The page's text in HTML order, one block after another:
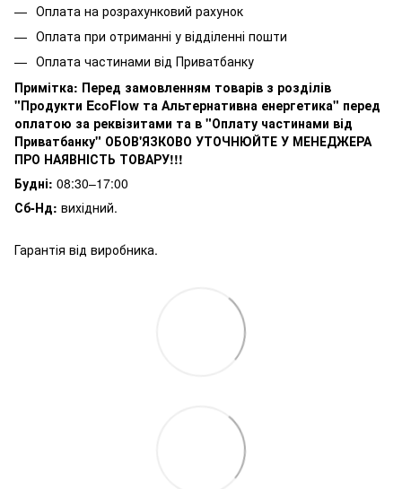
Оплата на розрахунковий рахунок
Оплата при отриманні у відділенні пошти
Оплата частинами від Приватбанку
Примітка: Перед замовленням товарів з розділів
"Продукти EcoFlow та Альтернативна енергетика" перед
оплатою за реквізитами та в "Оплату частинами від
Приватбанку" ОБОВ'ЯЗКОВО УТОЧНЮЙТЕ У МЕНЕДЖЕРА
ПРО НАЯВНІСТЬ ТОВАРУ!!!
Будні: 08:30–17:00
Сб-Нд: вихідний.
Гарантія від виробника.